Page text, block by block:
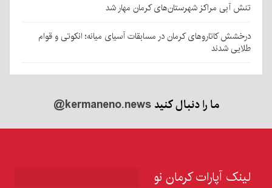
تنش آبی مراکز شهرستان‌های کرمان مهار شد
درخشش کاتاروهای کرمان در مسابقات آسیای میانه؛ انکوتی و قوام
طلایی شدند
ما را دنبال کنید@kermaneno.news
لینک آپارات کرمان نو